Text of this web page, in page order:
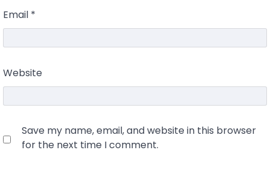
Email *
Website
Save my name, email, and website in this browser
for the next time I comment.